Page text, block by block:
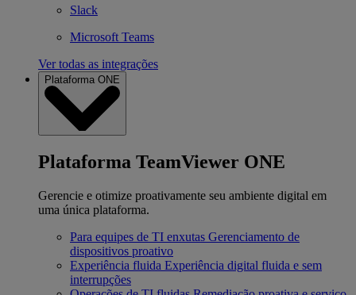
Slack
Microsoft Teams
Ver todas as integrações
Plataforma ONE
Plataforma TeamViewer ONE
Gerencie e otimize proativamente seu ambiente digital em
uma única plataforma.
Para equipes de TI enxutas Gerenciamento de
dispositivos proativo
Experiência fluida Experiência digital fluida e sem
interrupções